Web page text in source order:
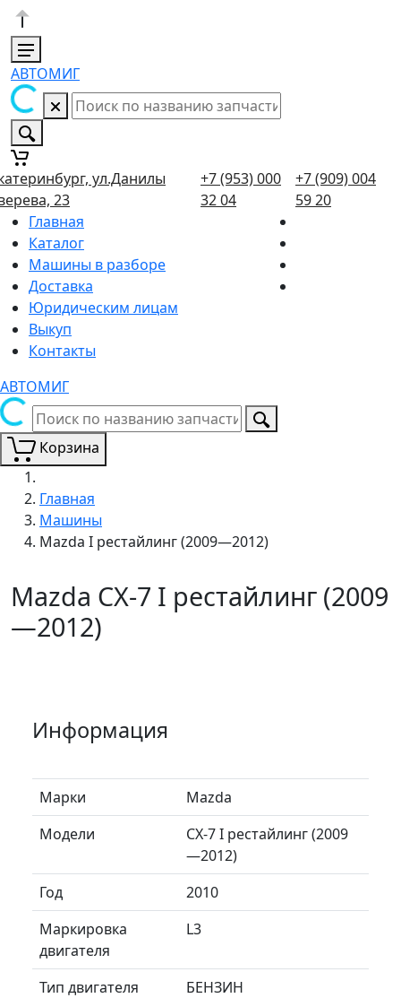
АВТОМИГ
ул.Данилы
23
+7 (953) 000
32 04
+7 (909) 004
59 20
Главная
Каталог
Машины в разборе
Доставка
Юридическим лицам
Выкуп
Контакты
АВТОМИГ
Корзина
Главная
Машины
Mazda I рестайлинг (2009—2012)
Mazda CX-7 I рестайлинг (2009
—2012)
Информация
Марки
Mazda
Модели
CX-7 I рестайлинг (2009
—2012)
Год
2010
Маркировка
двигателя
L3
Тип двигателя
БЕНЗИН